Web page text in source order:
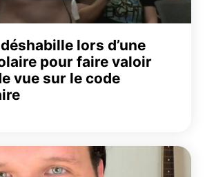
lors d’une
pour faire valoir
vue sur le code